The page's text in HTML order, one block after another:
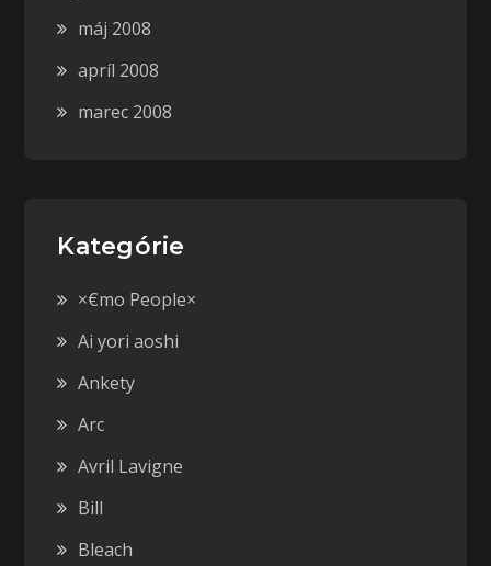
máj 2008
apríl 2008
marec 2008
Kategórie
×€mo People×
Ai yori aoshi
Ankety
Arc
Avril Lavigne
Bill
Bleach